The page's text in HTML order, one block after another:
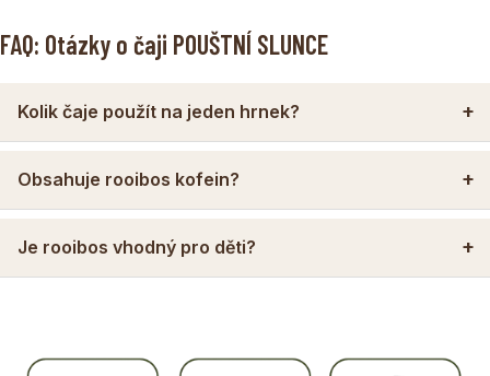
FAQ: Otázky o čaji POUŠTNÍ SLUNCE
Kolik čaje použít na jeden hrnek?
Obsahuje rooibos kofein?
Je rooibos vhodný pro děti?